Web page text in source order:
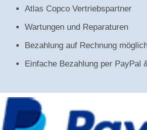
Atlas Copco Vertriebspartner
Wartungen und Reparaturen
Bezahlung auf Rechnung
Einfache Bezahlung per PayPal